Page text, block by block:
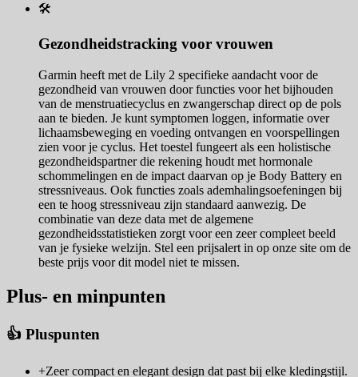
🛠️
Gezondheidstracking voor vrouwen
Garmin heeft met de Lily 2 specifieke aandacht voor de
gezondheid van vrouwen door functies voor het bijhouden
van de menstruatiecyclus en zwangerschap direct op de pols
aan te bieden. Je kunt symptomen loggen, informatie over
lichaamsbeweging en voeding ontvangen en voorspellingen
zien voor je cyclus. Het toestel fungeert als een holistische
gezondheidspartner die rekening houdt met hormonale
schommelingen en de impact daarvan op je Body Battery en
stressniveaus. Ook functies zoals ademhalingsoefeningen bij
een te hoog stressniveau zijn standaard aanwezig. De
combinatie van deze data met de algemene
gezondheidsstatistieken zorgt voor een zeer compleet beeld
van je fysieke welzijn. Stel een prijsalert in op onze site om de
beste prijs voor dit model niet te missen.
Plus- en minpunten
👍 Pluspunten
+Zeer compact en elegant design dat past bij elke kledingstijl.